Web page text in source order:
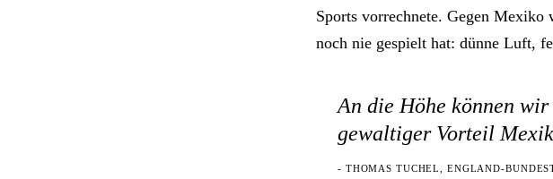
Sports vorrechnete. Gegen
noch nie gespielt hat: dünne Luft,
An die Höhe können
gewaltiger Vorteil
- THOMAS TUCHEL, ENGLAND-